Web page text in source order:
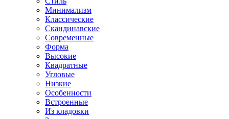
Минимализм
Классические
Скандинавские
Современные
Форма
Высокие
Квадратные
Угловые
Низкие
Особенности
Встроенные
Из кладовки